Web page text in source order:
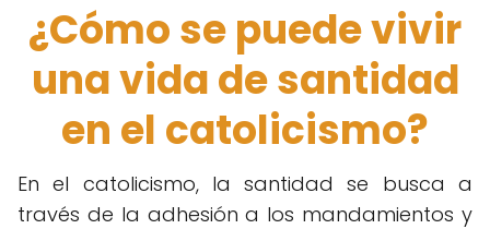
¿Cómo se puede vivir
una vida de santidad
en el catolicismo?
En el catolicismo, la santidad se busca a
través de la adhesión a los mandamientos y